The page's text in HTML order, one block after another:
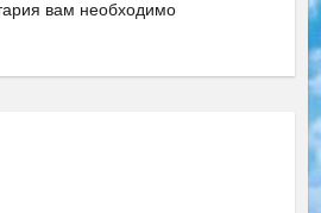
вам необходимо